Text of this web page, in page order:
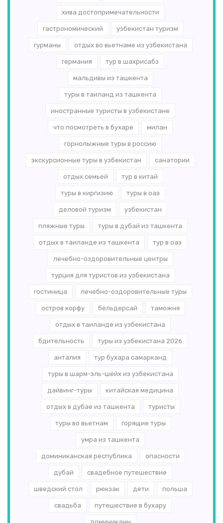
хива достопримечательности
гастрономический узбекистан туризм
гурманы отдых во вьетнаме из узбекистана
германия тур в шахрисабз
мальдивы из ташкента
туры в таиланд из ташкента
иностранные туристы в узбекистане
что посмотреть в бухаре милан
горнолыжные туры в россию
экскурсионные туры в узбекистан санатории
отдых семьей тур в китай
туры в киргизию туры в оаэ
деловой туризм узбекистан
пляжные туры туры в дубай из ташкента
отдых в таиланде из ташкента тур в оаэ
лечебно-оздоровительные центры
турция для туристов из узбекистана
гостиница лечебно-оздоровительные туры
остров корфу бельдерсай таможня
отдых в таиланде из узбекистана
бдительность туры из узбекистана 2026
анталия тур бухара самарканд
туры в шарм-эль-шейх из узбекистана
дайвинг-туры китайская медицина
отдых в дубае из ташкента туристы
туры во вьетнам горящие туры
умра из ташкента
доминиканская республика опасности
дубай свадебное путешествие
шведский стол рюкзак дети польша
свадьба путешествие в бухару